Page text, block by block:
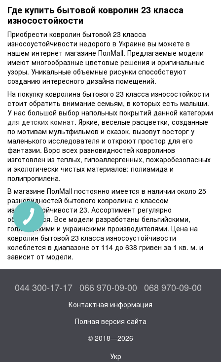
Где купить бытовой ковролин 23 класса
износостойкости
Приобрести ковролин бытовой 23 класса
износоустойчивости недорого в Украине вы можете в
нашем интернет-магазине ПолMall. Предлагаемые модели
имеют многообразные цветовые решения и оригинальные
узоры. Уникальные объемные рисунки способствуют
созданию интересного дизайна помещений.
На покупку ковролина бытового 23 класса износостойкости
стоит обратить внимание семьям, в которых есть малыши.
У нас большой выбор напольных покрытий данной категории
для детских комнат. Яркие, веселые расцветки, созданные
по мотивам мультфильмов и сказок, вызовут восторг у
маленького исследователя и откроют простор для его
фантазии. Ворс всех разновидностей ковролинов
изготовлен из теплых, гипоаллергенных, пожаробезопасных
и экологически чистых материалов: полиамида и
полипропилена.
В магазине ПолMall постоянно имеется в наличии около 25
разновидностей бытового ковролина с классом
износоустойчивости 23. Ассортимент регулярно
обновляется. Все модели разработаны бельгийскими,
голландскими и украинскими производителями. Цена на
ковролин бытовой 23 класса износоустойчивости
колеблется в диапазоне от 114 до 638 гривен за 1 кв. м. и
зависит от модели.
044 300-17-17 066 970-09-00 068 970-09-00
Контактная информация
Полная версия сайта
© 2018—2026
Укр